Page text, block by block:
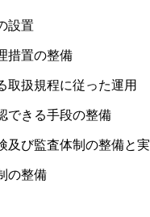
設置
措置の整備
取扱規程に従った運用
できる手段の整備
及び監査体制の整備と
の整備